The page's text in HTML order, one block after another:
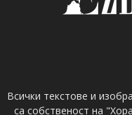
Всички текстове и
са собственост на